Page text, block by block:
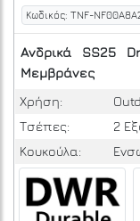
Κωδικός: TNF-
Ανδρικά SS25
Μεμβράνες
Χρήση:
Τσέπες:
2
Κουκούλα: